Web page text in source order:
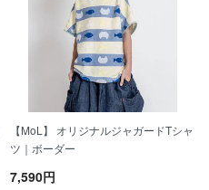
【MoL】 オリジナルジャガードTシャ
ツ｜ボーダー
7,590円